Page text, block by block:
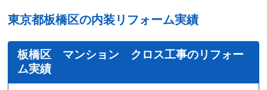
東京都板橋区の内装リフォーム実績
板橋区 マンション クロス工事のリフォー
ム実績